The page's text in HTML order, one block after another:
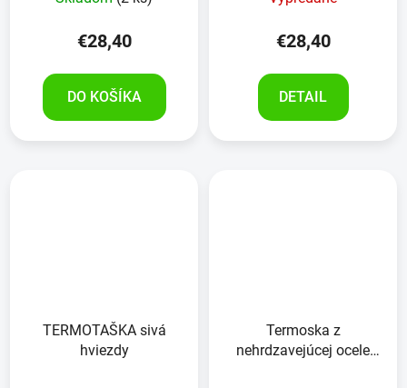
€28,40
DO KOŠÍKA
€28,40
DETAIL
TERMOTAŠKA sivá
hviezdy
Termoska z
nehrdzavejúcej ocele